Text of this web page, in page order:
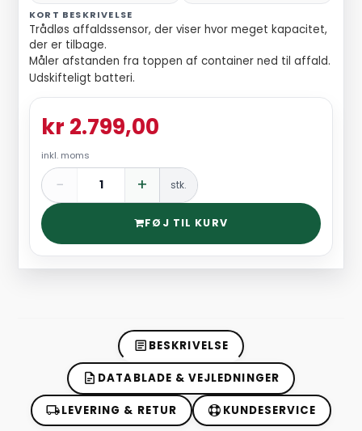
KORT BESKRIVELSE
Trådløs affaldssensor, der viser hvor meget kapacitet,
der er tilbage.
Måler afstanden fra toppen af container ned til affald.
Udskifteligt batteri.
kr 2.799,00
inkl. moms
− + stk.
FØJ TIL KURV
BESKRIVELSE
DATABLADE & VEJLEDNINGER
LEVERING & RETUR KUNDESERVICE